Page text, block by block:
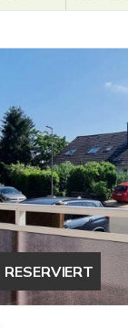
RESERVIERT